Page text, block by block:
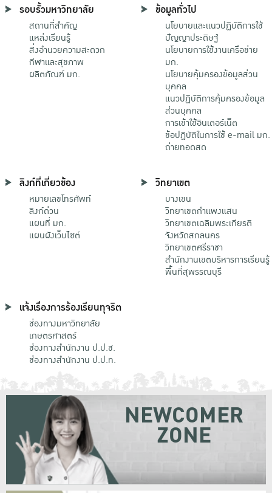
รอบรั้วมหาวิทยาลัย
สถานที่สำคัญ
แหล่งเรียนรู้
สิ่งอำนวยความสะดวก
กีฬาและสุขภาพ
ผลิตภัณฑ์ มก.
ข้อมูลทั่วไป
นโยบายและแนวปฏิบัติการใช้
ปัญญาประดิษฐ์
นโยบายการใช้งานเครือข่าย
มก.
นโยบายคุ้มครองข้อมูลส่วน
บุคคล
แนวปฏิบัติการคุ้มครองข้อมูล
ส่วนบุคคล
การเข้าใช้อินเตอร์เน็ต
ข้อปฏิบัติในการใช้ e-mail มก.
ถ่ายทอดสด
ลิงก์ที่เกี่ยวข้อง
หมายเลขโทรศัพท์
ลิงก์ด่วน
แผนที่ มก.
แผนผังเว็บไซต์
วิทยาเขต
บางเขน
วิทยาเขตกําแพงแสน
วิทยาเขตเฉลิมพระเกียรติ
จังหวัดสกลนคร
วิทยาเขตศรีราชา
สำนักงานเขตบริหารการเรียนรู้
พื้นที่สุพรรณบุรี
แจ้งเรื่องการร้องเรียนทุจริต
ช่องทางมหาวิทยาลัย
เกษตรศาสตร์
ช่องทางสำนักงาน ป.ป.ช.
ช่องทางสำนักงาน ป.ป.ท.
NEWCOMER
ZONE